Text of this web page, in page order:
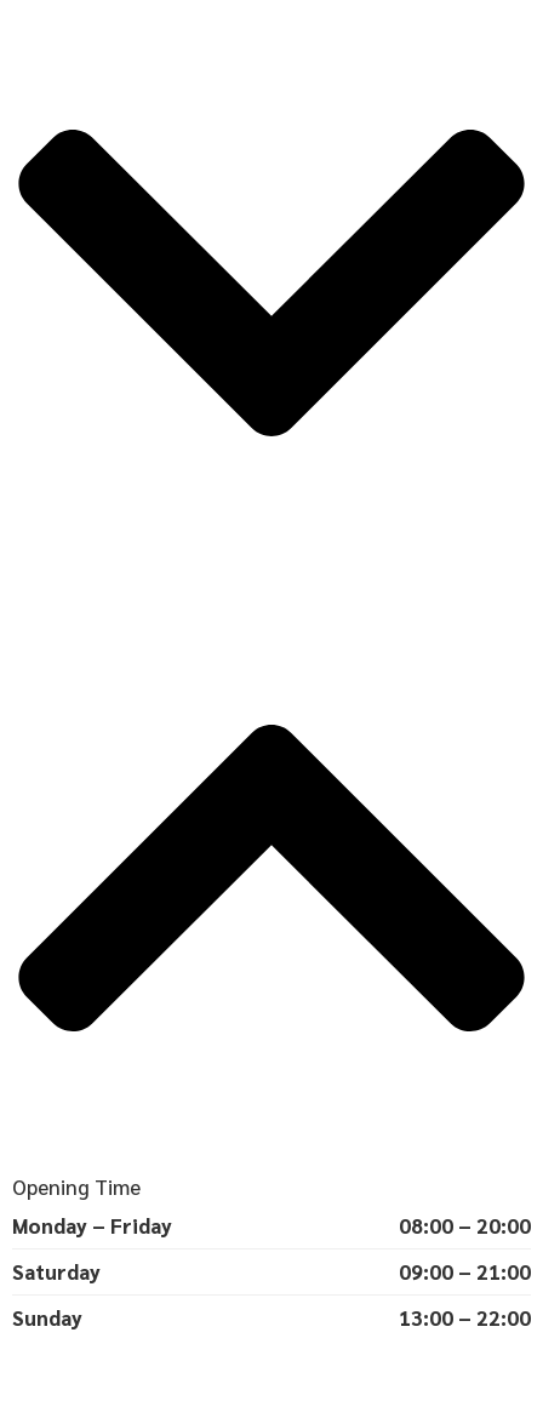
Opening Time
Monday – Friday
08:00 – 20:00
Saturday
09:00 – 21:00
Sunday
13:00 – 22:00